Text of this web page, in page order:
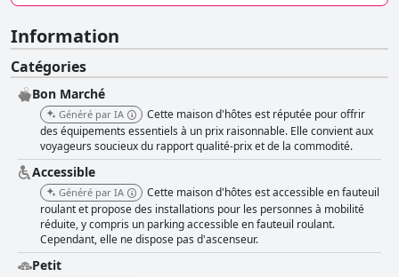
Information
Catégories
Bon Marché
Généré par IA
Cette maison d'hôtes est réputée pour offrir
des équipements essentiels à un prix raisonnable. Elle convient aux
voyageurs soucieux du rapport qualité-prix et de la commodité.
Accessible
Généré par IA
Cette maison d'hôtes est accessible en fauteuil
roulant et propose des installations pour les personnes à mobilité
réduite, y compris un parking accessible en fauteuil roulant.
Cependant, elle ne dispose pas d'ascenseur.
Petit